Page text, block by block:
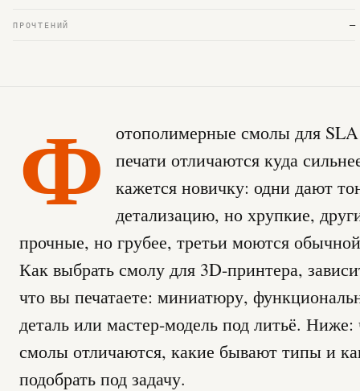
ПРОЧТЕНИЙ —
Ф
отополимерные смолы для
печати отличаются куда
кажется новичку: одни дают
детализацию, но хрупкие,
прочные, но грубее, третьи моются
Как выбрать смолу для 3D-принтера,
что вы печатаете: миниатюру,
деталь или мастер-модель под литьё. Ниже:
смолы отличаются, какие бывают типы и
подобрать под задачу.